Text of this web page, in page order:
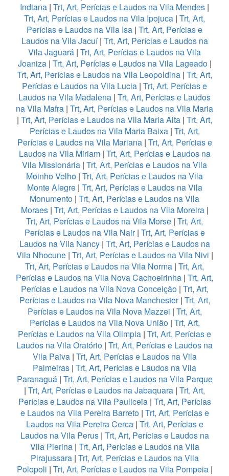
Indiana | Trt, Art, Perícias e Laudos na Vila Mendes |
Trt, Art, Perícias e Laudos na Vila Ipojuca | Trt, Art,
Perícias e Laudos na Vila Isa | Trt, Art, Perícias e
Laudos na Vila Jacuí| Trt, Art, Perícias e Laudos na
Vila Jaguará | Trt, Art, Perícias e Laudos na Vila
Joaniza| Trt, Art, Perícias e Laudos na Vila Lageado|
Trt, Art, Perícias e Laudos na Vila Leopoldina | Trt, Art,
Perícias e Laudos na Vila Lucia | Trt, Art, Perícias e
Laudos na Vila Madalena | Trt, Art, Perícias e Laudos
na Vila Mafra | Trt, Art, Perícias e Laudos na Vila Maria
| Trt, Art, Perícias e Laudos na Vila Maria Alta | Trt, Art,
Perícias e Laudos na Vila Maria Baixa| Trt, Art,
Perícias e Laudos na Vila Mariana| Trt, Art, Perícias e
Laudos na Vila Miriam| Trt, Art, Perícias e Laudos na
Vila Missionária | Trt, Art, Perícias e Laudos na Vila
Moinho Velho | Trt, Art, Perícias e Laudos na Vila
Monte Alegre| Trt, Art, Perícias e Laudos na Vila
Monumento | Trt, Art, Perícias e Laudos na Vila
Moraes| Trt, Art, Perícias e Laudos na Vila Moreira|
Trt, Art, Perícias e Laudos na Vila Morse | Trt, Art,
Perícias e Laudos na Vila Nair| Trt, Art, Perícias e
Laudos na Vila Nancy| Trt, Art, Perícias e Laudos na
Vila Nhocune| Trt, Art, Perícias e Laudos na Vila Nivi |
Trt, Art, Perícias e Laudos na Vila Norma | Trt, Art,
Perícias e Laudos na Vila Nova Cachoeirinha | Trt, Art,
Perícias e Laudos na Vila Nova Conceição| Trt, Art,
Perícias e Laudos na Vila Nova Manchester| Trt, Art,
Perícias e Laudos na Vila Nova Mazzei | Trt, Art,
Perícias e Laudos na Vila Nova União| Trt, Art,
Perícias e Laudos na Vila Olimpia | Trt, Art, Perícias e
Laudos na Vila Oratório | Trt, Art, Perícias e Laudos na
Vila Paiva| Trt, Art, Perícias e Laudos na Vila
Palmeiras | Trt, Art, Perícias e Laudos na Vila
Paranaguá| Trt, Art, Perícias e Laudos na Vila Parque
| Trt, Art, Perícias e Laudos na Jabaquara | Trt, Art,
Perícias e Laudos na Vila Pauliceia| Trt, Art, Perícias
e Laudos na Vila Pereira Barreto| Trt, Art, Perícias e
Laudos na Vila Pereira Cerca| Trt, Art, Perícias e
Laudos na Vila Perus| Trt, Art, Perícias e Laudos na
Vila Pierina| Trt, Art, Perícias e Laudos na Vila
Pirajussara| Trt, Art, Perícias e Laudos na Vila
Polopoli | Trt, Art, Perícias e Laudos na Vila Pompeia|